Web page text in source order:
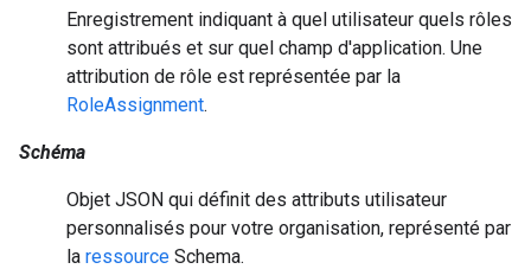
Enregistrement indiquant à quel utilisateur quels rôles
sont attribués et sur quel champ d'application. Une
attribution de rôle est représentée par la
RoleAssignment.
Schéma
Objet JSON qui définit des attributs utilisateur
personnalisés pour votre organisation, représenté par
la ressource Schema.